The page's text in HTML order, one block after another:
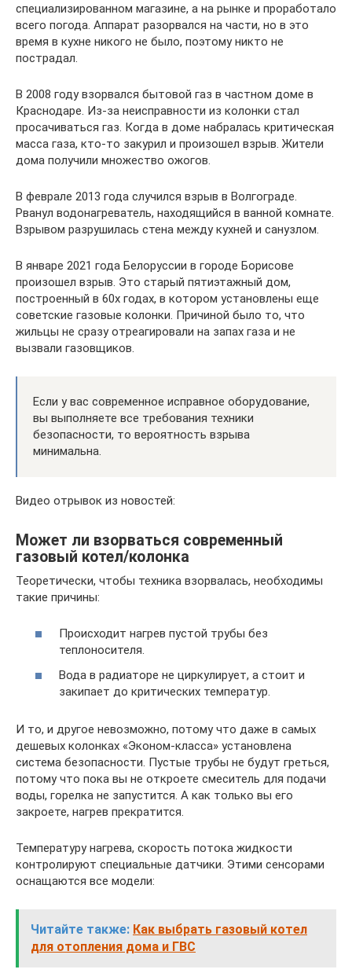
специализированном магазине, а на рынке и проработало
всего погода. Аппарат разорвался на части, но в это
время в кухне никого не было, поэтому никто не
пострадал.
В 2008 году взорвался бытовой газ в частном доме в
Краснодаре. Из-за неисправности из колонки стал
просачиваться газ. Когда в доме набралась критическая
масса газа, кто-то закурил и произошел взрыв. Жители
дома получили множество ожогов.
В феврале 2013 года случился взрыв в Волгограде.
Рванул водонагреватель, находящийся в ванной комнате.
Взрывом разрушилась стена между кухней и санузлом.
В январе 2021 года Белоруссии в городе Борисове
произошел взрыв. Это старый пятиэтажный дом,
построенный в 60х годах, в котором установлены еще
советские газовые колонки. Причиной было то, что
жильцы не сразу отреагировали на запах газа и не
вызвали газовщиков.
Если у вас современное исправное оборудование,
вы выполняете все требования техники
безопасности, то вероятность взрыва
минимальна.
Видео отрывок из новостей:
Может ли взорваться современный
газовый котел/колонка
Теоретически, чтобы техника взорвалась, необходимы
такие причины:
Происходит нагрев пустой трубы без
теплоносителя.
Вода в радиаторе не циркулирует, а стоит и
закипает до критических температур.
И то, и другое невозможно, потому что даже в самых
дешевых колонках «Эконом-класса» установлена
система безопасности. Пустые трубы не будут греться,
потому что пока вы не откроете смеситель для подачи
воды, горелка не запустится. А как только вы его
закроете, нагрев прекратится.
Температуру нагрева, скорость потока жидкости
контролируют специальные датчики. Этими сенсорами
оснащаются все модели:
Читайте также: Как выбрать газовый котел
для отопления дома и ГВС